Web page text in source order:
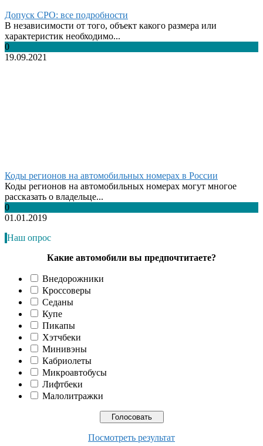
Допуск СРО: все подробности
В независимости от того, объект какого размера или
характеристик необходимо...
0
19.09.2021
Коды регионов на автомобильных номерах в России
Коды регионов на автомобильных номерах могут многое
рассказать о владельце...
0
01.01.2019
Наш опрос
Какие автомобили вы предпочтитаете?
Внедорожники
Кроссоверы
Седаны
Купе
Пикапы
Хэтчбеки
Минивэны
Кабриолеты
Микроавтобусы
Лифтбеки
Малолитражки
Посмотреть результат